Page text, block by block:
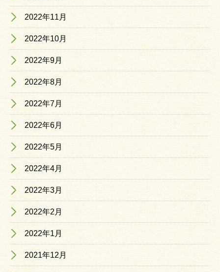
2022年11月
2022年10月
2022年9月
2022年8月
2022年7月
2022年6月
2022年5月
2022年4月
2022年3月
2022年2月
2022年1月
2021年12月